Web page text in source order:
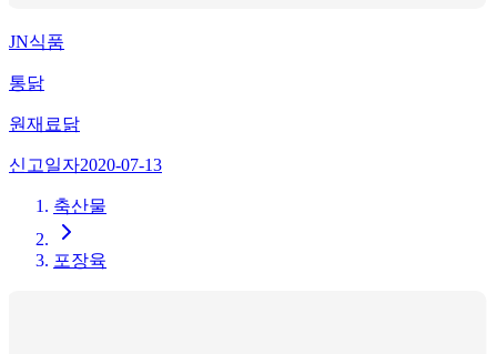
JN식품
통닭
원재료닭
신고일자2020-07-13
축산물
포장육